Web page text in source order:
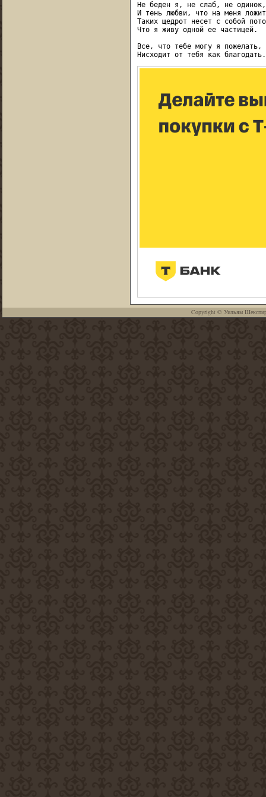
Не беден я, не слаб, не одинок,
И тень любви, что на меня
Таких щедрот несет с собой
Что я живу одной ее частицей.
Все, что тебе могу я пожелать,
Copyright © Уильям